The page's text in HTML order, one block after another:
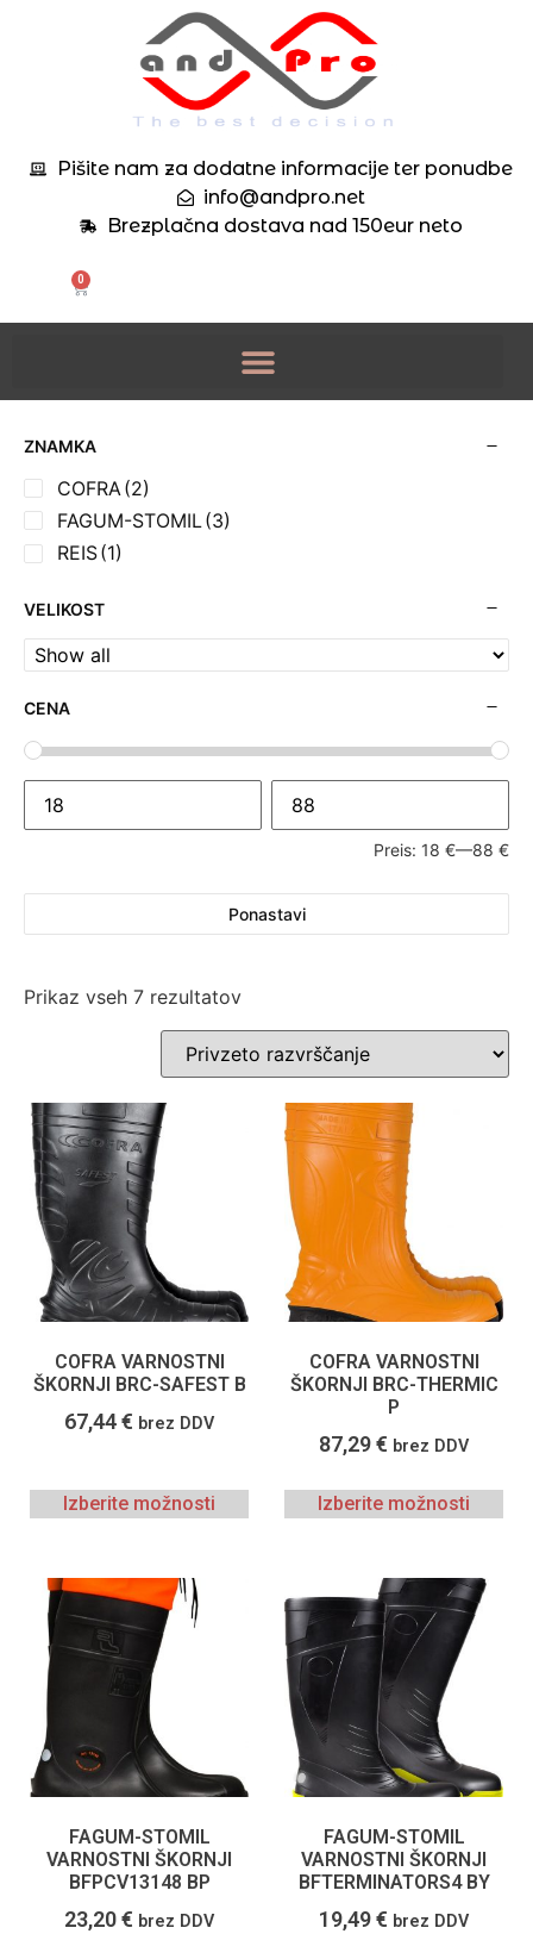
Pišite nam za dodatne informacije ter ponudbe
info@andpro.net
Brezplačna dostava nad 150eur neto
0
ZNAMKA
COFRA(2)
FAGUM-STOMIL(3)
REIS(1)
VELIKOST
CENA
Preis: 18 €—88 €
Ponastavi
Prikaz vseh 7 rezultatov
COFRA VARNOSTNI
ŠKORNJI BRC-SAFEST B
67,44€ brez DDV
Izberite možnosti
COFRA VARNOSTNI
ŠKORNJI BRC-THERMIC
P
87,29€ brez DDV
Izberite možnosti
FAGUM-STOMIL
VARNOSTNI ŠKORNJI
BFPCV13148 BP
23,20€ brez DDV
FAGUM-STOMIL
VARNOSTNI ŠKORNJI
BFTERMINATORS4 BY
19,49€ brez DDV